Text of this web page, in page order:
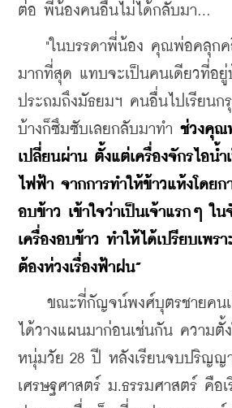
ต่อ พี่น้องคนอื่นไม่ได้กลับมา...
"ในบรรดาพี่น้อง คุณพ่อคลุกค
มากที่สุด แทบจะเป็นคนเดียวที่อ
ประถมถึงมัธยมฯ คนอื่นไปเรียนก
บ้างก็ซึมซับเลยกลับมาทำ ช่วงคุณ
เปลี่ยนผ่าน ตั้งแต่เครื่องจักรไอน้ำ
ไฟฟ้า จากการทำให้ข้าวแห้งโดยก
อบข้าว เข้าใจว่าเป็นเจ้าแรกๆ ใ
เครื่องอบข้าว ทำให้ได้เปรียบเพร
ต้องห่วงเรื่องฟ้าฝน”
ขณะที่กัญจน์พงศ์บุตรชายคนเ
ได้วางแผนมาก่อนเช่นกัน ความตั้
หนุ่มวัย 28 ปี หลังเรียนจบปริญญ
เศรษฐศาสตร์ ม.ธรรมศาสตร์ คือเ